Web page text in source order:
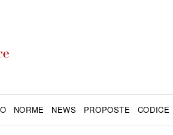
NORME NEWS PROPOSTE CODICE